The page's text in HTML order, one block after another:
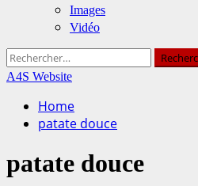
Images
Vidéo
Rechercher :
A4S Website
Home
patate douce
patate douce